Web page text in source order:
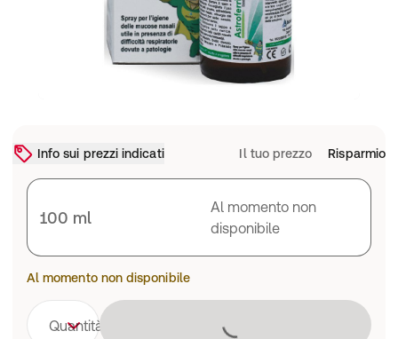
Info sui prezzi indicati Il tuo prezzo Risparmio
100 ml
Al momento non
disponibile
Al momento non disponibile
Quantità